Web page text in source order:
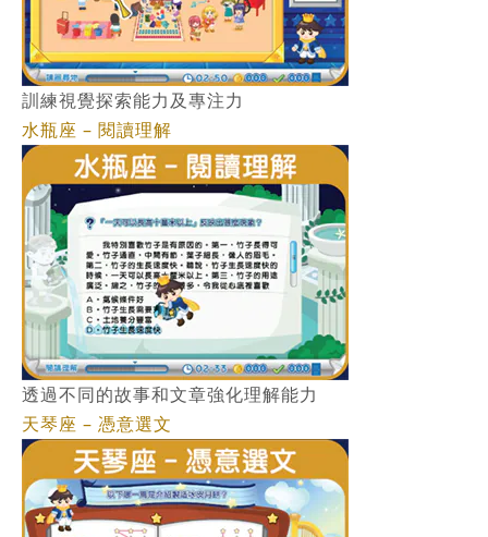
訓練視覺探索能力及專注力
水瓶座 – 閱讀理解
透過不同的故事和文章強化理解能力
天琴座 – 憑意選文